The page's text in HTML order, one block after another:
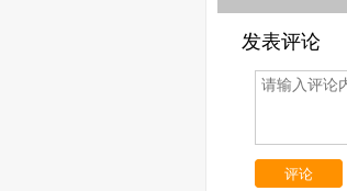
发表评论
评论